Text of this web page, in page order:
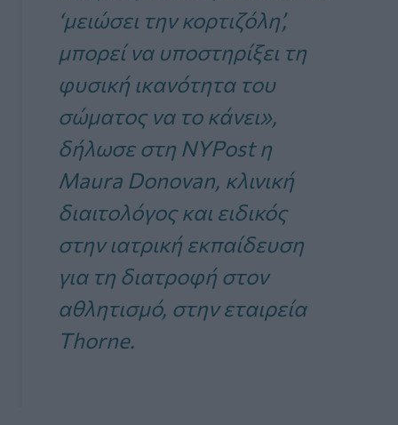
‘μειώσει την κορτιζόλη’,
μπορεί να υποστηρίξει τη
φυσική ικανότητα του
σώματος να το κάνει»,
δήλωσε στη NYPost η
Maura Donovan, κλινική
διαιτολόγος και ειδικός
στην ιατρική εκπαίδευση
για τη διατροφή στον
αθλητισμό, στην εταιρεία
Thorne.